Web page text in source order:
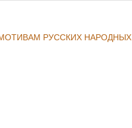
РУССКИХ НАРОДНЫХ